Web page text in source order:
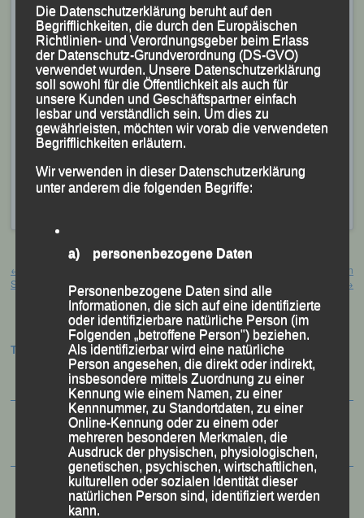
Verfügung.
Läuferinnen und Läufer der Leichtathletik
Gemeinschaft Passau werden mit einer
Sammelmeldung geschlossen gemeldet. Hier ist
der Meldeschluss auf den 14. Mai 2019 festgesetzt.
Meldungen rechtzeitig an Peter Fahrnholz
VeröffentlichtinAktuelles,Archiv 2019|Markiert mit
Beitragsnavigation
←
Stammverein TV Passau
18. Dreiburgenland – Marathon
Thurmannsbang, 13. April 2019
→
Termine:
Die Datenschutzerklärung beruht auf den
Begrifflichkeiten, die durch den Europäischen
Richtlinien- und Verordnungsgeber beim Erlass
der Datenschutz-Grundverordnung (DS-GVO)
verwendet wurden. Unsere Datenschutzerklärung
soll sowohl für die Öffentlichkeit als auch für
unsere Kunden und Geschäftspartner einfach
lesbar und verständlich sein. Um dies zu
gewährleisten, möchten wir vorab die verwendeten
Begrifflichkeiten erläutern.
Wir verwenden in dieser Datenschutzerklärung
unter anderem die folgenden Begriffe:
a) personenbezogene Daten
Personenbezogene Daten sind alle
Informationen, die sich auf eine identifizierte
oder identifizierbare natürliche Person (im
Folgenden „betroffene Person") beziehen.
Als identifizierbar wird eine natürliche
Person angesehen, die direkt oder indirekt,
insbesondere mittels Zuordnung zu einer
Kennung wie einem Namen, zu einer
Kennnummer, zu Standortdaten, zu einer
Online-Kennung oder zu einem oder
mehreren besonderen Merkmalen, die
Ausdruck der physischen, physiologischen,
genetischen, psychischen, wirtschaftlichen,
kulturellen oder sozialen Identität dieser
natürlichen Person sind, identifiziert werden
kann.